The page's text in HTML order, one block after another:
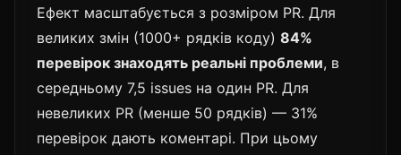
Ефект масштабується з розміром PR. Для
великих змін (1000+ рядків коду) 84%
перевірок знаходять реальні проблеми, в
середньому 7,5 issues на один PR. Для
невеликих PR (менше 50 рядків) — 31%
перевірок дають коментарі. При цьому